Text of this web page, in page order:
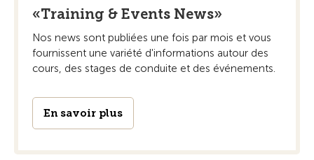
«Training & Events News»
Nos news sont publiées une fois par mois et vous
fournissent une variété d'informations autour des
cours, des stages de conduite et des événements.
En savoir plus